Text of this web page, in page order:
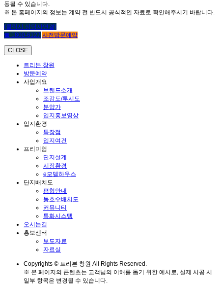
동될 수 있습니다.
※ 본 홈페이지의 정보는 계약 전 반드시 공식적인 자료로 확인해주시기 바랍니다.
(클릭시 상담사연결)
☎ 1800-6127 사전방문예약
CLOSE
트리븐 창원
방문예약
사업개요
브랜드소개
조감도/투시도
분양가
입지홍보영상
입지환경
특장점
입지여건
프리미엄
단지설계
시장환경
e모델하우스
단지배치도
평형안내
동호수배치도
커뮤니티
특화시스템
오시는길
홍보센터
보도자료
자료실
Copyrights © 트리븐 창원 All Rights Reserved.
※ 본 페이지의 콘텐츠는 고객님의 이해를 돕기 위한 예시로, 실제 시공 시
일부 항목은 변경될 수 있습니다.